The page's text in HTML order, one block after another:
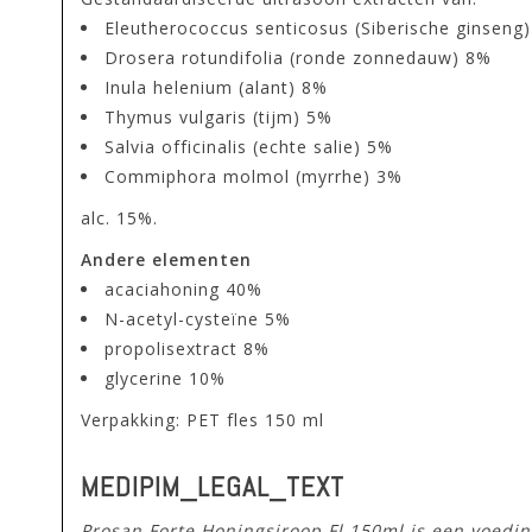
Eleutherococcus senticosus (Siberische ginseng)
Drosera rotundifolia (ronde zonnedauw) 8%
Inula helenium (alant) 8%
Thymus vulgaris (tijm) 5%
Salvia officinalis (echte salie) 5%
Commiphora molmol (myrrhe) 3%
alc. 15%.
Andere elementen
acaciahoning 40%
N-acetyl-cysteïne 5%
propolisextract 8%
glycerine 10%
Verpakking: PET fles 150 ml
MEDIPIM_LEGAL_TEXT